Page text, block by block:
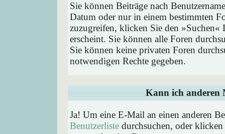
Sie können Beiträge nach
Datum oder nur in einem bestimmten
zuzugreifen, klicken Sie den »Suchen«
erscheint. Sie können alle Foren
Sie können keine privaten Foren
notwendigen Rechte gegeben.
Kann ich anderen
Ja! Um eine E-Mail an einen anderen
Benutzerliste durchsuchen, oder